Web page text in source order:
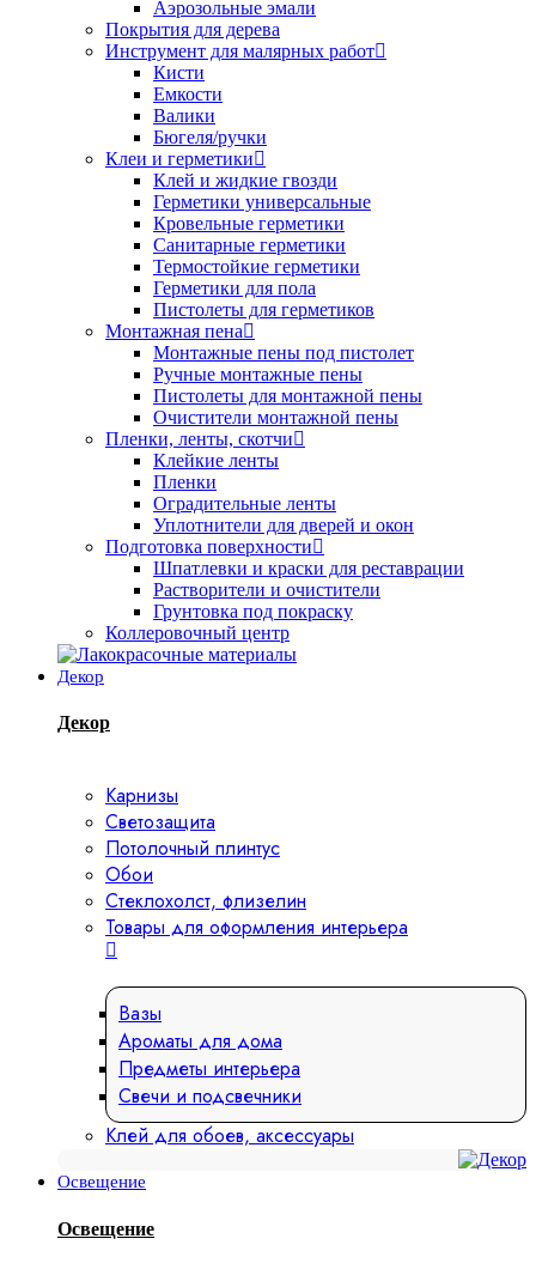
Аэрозольные эмали
Покрытия для дерева
Инструмент для малярных работ
Кисти
Емкости
Валики
Бюгеля/ручки
Клеи и герметики
Клей и жидкие гвозди
Герметики универсальные
Кровельные герметики
Санитарные герметики
Термостойкие герметики
Герметики для пола
Пистолеты для герметиков
Монтажная пена
Монтажные пены под пистолет
Ручные монтажные пены
Пистолеты для монтажной пены
Очистители монтажной пены
Пленки, ленты, скотчи
Клейкие ленты
Пленки
Оградительные ленты
Уплотнители для дверей и окон
Подготовка поверхности
Шпатлевки и краски для реставрации
Растворители и очистители
Грунтовка под покраску
Коллеровочный центр
Декор
Декор
Карнизы
Светозащита
Потолочный плинтус
Обои
Стеклохолст, флизелин
Товары для оформления интерьера
Вазы
Ароматы для дома
Предметы интерьера
Свечи и подсвечники
Клей для обоев, аксессуары
Освещение
Освещение